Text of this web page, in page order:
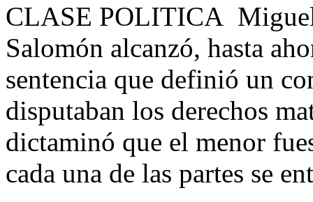
CLASE POLITICA
Salomón alcanzó, hasta
sentencia que definió un
disputaban los derechos
dictaminó que el menor
cada una de las partes se